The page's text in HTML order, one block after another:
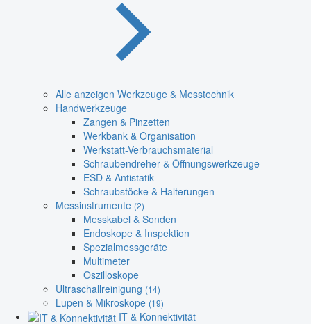
Alle anzeigen Werkzeuge & Messtechnik
Handwerkzeuge
Zangen & Pinzetten
Werkbank & Organisation
Werkstatt-Verbrauchsmaterial
Schraubendreher & Öffnungswerkzeuge
ESD & Antistatik
Schraubstöcke & Halterungen
Messinstrumente (2)
Messkabel & Sonden
Endoskope & Inspektion
Spezialmessgeräte
Multimeter
Oszilloskope
Ultraschallreinigung (14)
Lupen & Mikroskope (19)
IT & Konnektivität